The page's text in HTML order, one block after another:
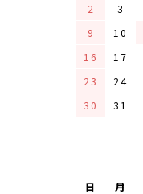
2
3
9
10
16
17
23
24
30
31
日 月